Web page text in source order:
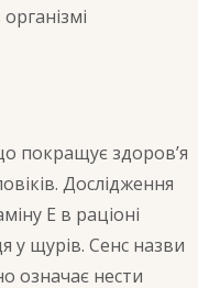
покращує здоров’я
Дослідження
Е в раціоні
у щурів. Сенс назви
означає нести